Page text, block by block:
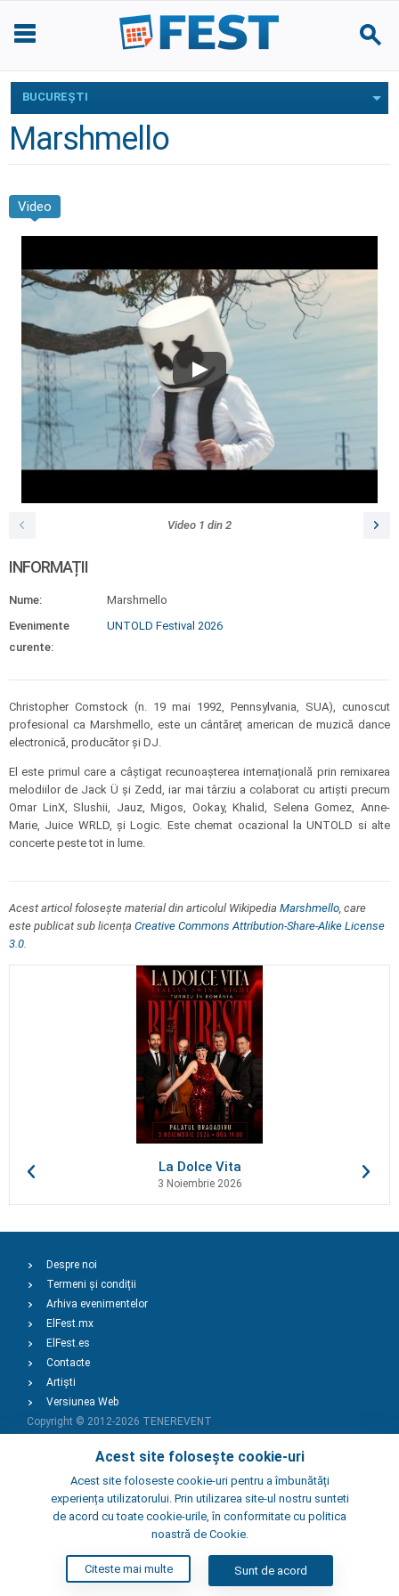
BUCUREŞTI
Marshmello
Video
Video 1 din 2
INFORMAȚII
Nume:
Marshmello
Evenimente
curente:
UNTOLD Festival 2026
Christopher Comstock (n. 19 mai 1992, Pennsylvania, SUA), cunoscut
profesional ca Marshmello, este un cântăreț american de muzică dance
electronică, producător și DJ.
El este primul care a câștigat recunoașterea internațională prin remixarea
melodiilor de Jack Ü și Zedd, iar mai târziu a colaborat cu artiști precum
Omar LinX, Slushii, Jauz, Migos, Ookay, Khalid, Selena Gomez, Anne-
Marie, Juice WRLD, și Logic. Este chemat ocazional la UNTOLD si alte
concerte peste tot in lume.
Acest articol folosește material din articolul Wikipedia Marshmello, care
este publicat sub licența Creative Commons Attribution-Share-Alike License
3.0.
La Dolce Vita
3 Noiembrie 2026
Acest site folosește cookie-uri
Acest site foloseste cookie-uri pentru a îmbunătăți
experiența utilizatorului. Prin utilizarea site-ul nostru sunteti
de acord cu toate cookie-urile, în conformitate cu politica
noastră de Cookie.
Citeste mai multe Sunt de acord
Despre noi
Termeni și condiții
Arhiva evenimentelor
ElFest.mx
ElFest.es
Contacte
Artiști
Versiunea Web
Copyright © 2012-2026 TENEREVENT
Adaugă Eveniment
Adaugă Local